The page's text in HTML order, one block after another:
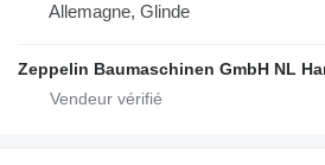
Allemagne, Glinde
Zeppelin Baumaschinen GmbH NL